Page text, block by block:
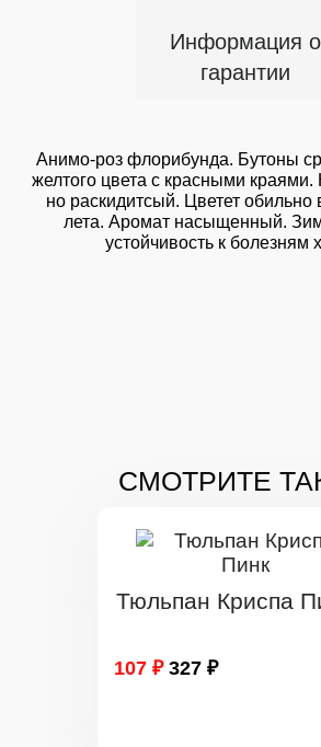
Информация о
гарантии
Анимо-роз флорибунда. Бутоны
желтого цвета с красными краями.
но раскидитсый. Цветет обильно
лета. Аромат насыщенный.
устойчивость к болезням
СМОТРИТЕ
Тюльпан Криспа
107 ₽ 327 ₽